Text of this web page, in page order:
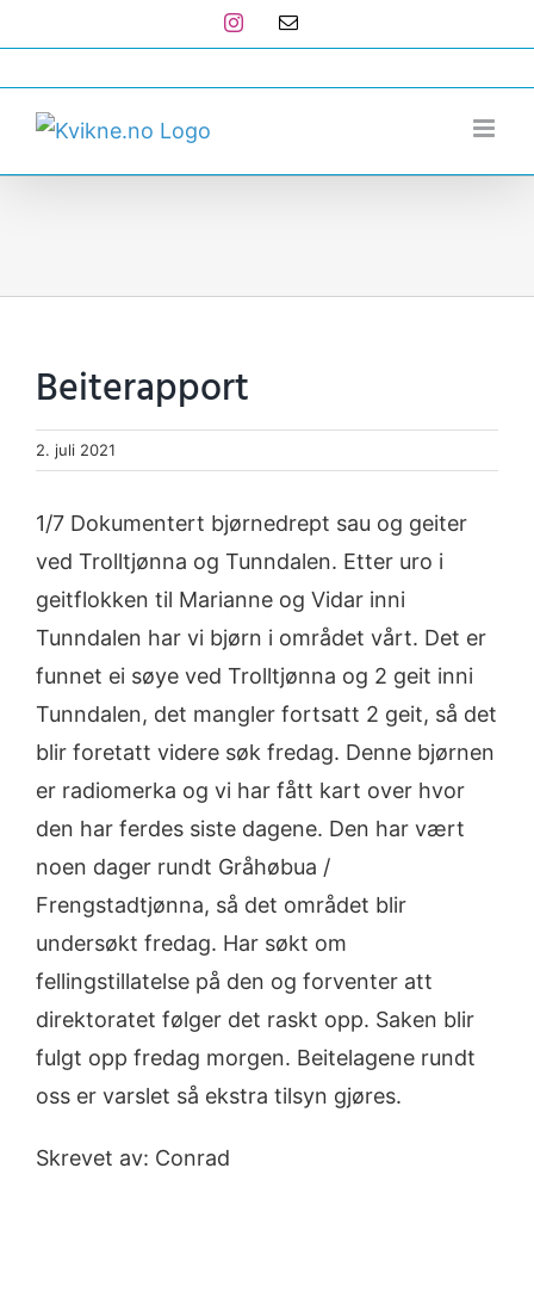
to
content
Instagram
E-
Beiterapport
2. juli 2021
1/7 Dokumentert bjørnedrept sau og geiter
ved Trolltjønna og Tunndalen. Etter uro i
geitflokken til Marianne og Vidar inni
Tunndalen har vi bjørn i området vårt. Det er
funnet ei søye ved Trolltjønna og 2 geit inni
Tunndalen, det mangler fortsatt 2 geit, så det
blir foretatt videre søk fredag. Denne bjørnen
er radiomerka og vi har fått kart over hvor
den har ferdes siste dagene. Den har vært
noen dager rundt Gråhøbua /
Frengstadtjønna, så det området blir
undersøkt fredag. Har søkt om
fellingstillatelse på den og forventer att
direktoratet følger det raskt opp. Saken blir
fulgt opp fredag morgen. Beitelagene rundt
oss er varslet så ekstra tilsyn gjøres.
Skrevet av: Conrad